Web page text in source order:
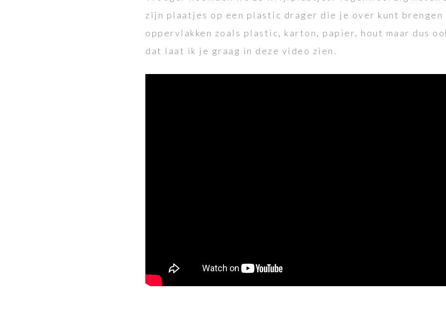
zijn plaatjes op een plastic drager die je over kunt brengen
oppervlakken zoals plastic, karton, papier, hout maar dus
dat laat ik je graag in deze video zien.